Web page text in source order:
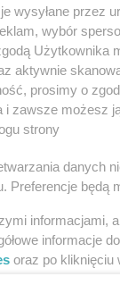
wysyłane przez
wybór
aktywnie
prosimy o
i zawsze możesz
strony
danych
Preferencje będą
informacjami,
informacje
oraz po kliknięciu